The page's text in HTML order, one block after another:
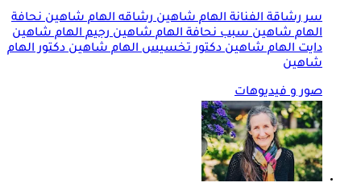
سر رشاقة الفنانة الهام شاهين رشاقه الهام شاهين نحافة
الهام شاهين سبب نحافة الهام شاهين رجيم الهام شاهين
دايت الهام شاهين دكتور تخسيس الهام شاهين دكتور الهام
شاهين
صور و فيديوهات